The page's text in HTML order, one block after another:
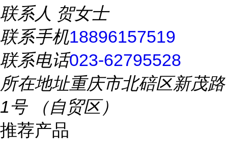
联系人 贺女士
联系手机18896157519
联系电话023-62795528
所在地址重庆市北碚区新茂路
1号 （自贸区）
推荐产品